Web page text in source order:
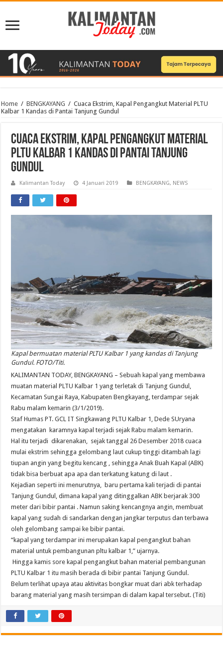
Home / BENGKAYANG / Cuaca Ekstrim, Kapal Pengangkut Material PLTU
Kalbar 1 Kandas di Pantai Tanjung Gundul
Cuaca Ekstrim, Kapal Pengangkut Material
PLTU Kalbar 1 Kandas di Pantai Tanjung
Gundul
Kalimantan Today 4 Januari 2019 BENGKAYANG, NEWS
Kapal bermuatan material PLTU Kalbar 1 yang kandas di Tanjung
Gundul. FOTO/Titi.
KALIMANTAN TODAY, BENGKAYANG – Sebuah kapal yang membawa
muatan material PLTU Kalbar 1 yang terletak di Tanjung Gundul,
Kecamatan Sungai Raya, Kabupaten Bengkayang, terdampar sejak
Rabu malam kemarin (3/1/2019).
Staf Humas PT. GCL IT Singkawang PLTU Kalbar 1, Dede SUryana
mengatakan karamnya kapal terjadi sejak Rabu malam kemarin.
Hal itu terjadi dikarenakan, sejak tanggal 26 Desember 2018 cuaca
mulai ekstrim sehingga gelombang laut cukup tinggi ditambah lagi
tiupan angin yang begitu kencang , sehingga Anak Buah Kapal (ABK)
tidak bisa berbuat apa apa dan terkatung katung di laut .
Kejadian seperti ini menurutnya, baru pertama kali terjadi di pantai
Tanjung Gundul, dimana kapal yang ditinggalkan ABK berjarak 300
meter dari bibir pantai . Namun saking kencangnya angin, membuat
kapal yang sudah di sandarkan dengan jangkar terputus dan terbawa
oleh gelombang sampai ke bibir pantai.
“kapal yang terdampar ini merupakan kapal pengangkut bahan
material untuk pembangunan pltu kalbar 1,” ujarnya.
Hingga kamis sore kapal pengangkut bahan material pembangunan
PLTU Kalbar 1 itu masih berada di bibir pantai Tanjung Gundul.
Belum terlihat upaya atau aktivitas bongkar muat dari abk terhadap
barang material yang masih tersimpan di dalam kapal tersebut. (Titi)